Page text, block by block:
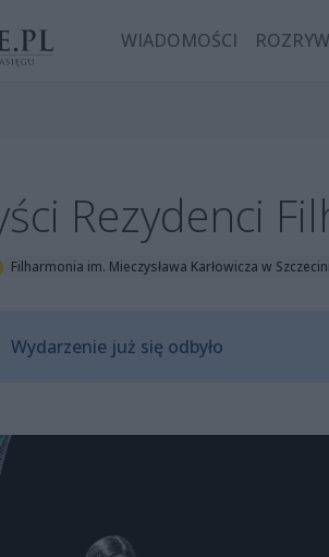
WIADOMOŚCI
Rezydenci
Filharmonia im. Mieczysława Karłowicza w
Wydarzenie już się odbyło